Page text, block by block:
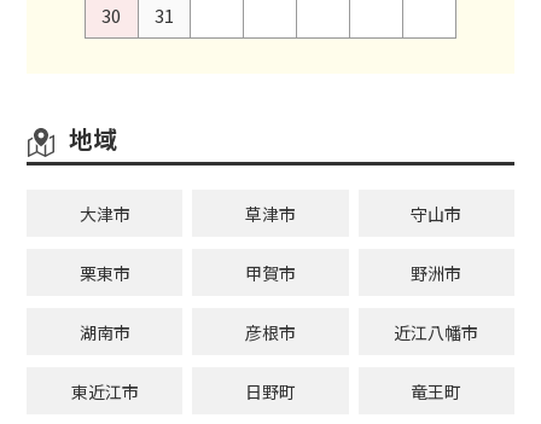
30
31
地域
大津市 草津市 守山市
栗東市 甲賀市 野洲市
湖南市 彦根市 近江八幡市
東近江市 日野町 竜王町